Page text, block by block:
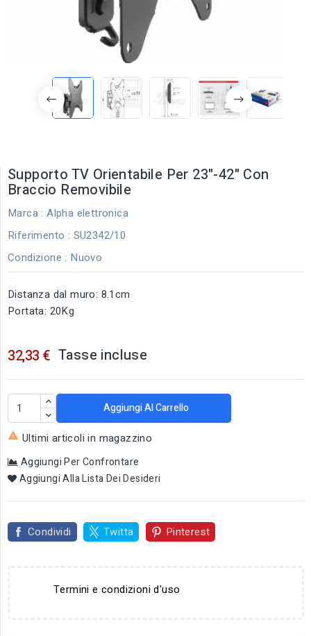
Supporto TV Orientabile Per 23"-42" Con
Braccio Removibile
Marca : Alpha elettronica
Riferimento : SU2342/10
Condizione : Nuovo
Distanza dal muro: 8.1cm
Portata: 20Kg
32,33 € Tasse incluse
Aggiungi Al Carrello
 Ultimi articoli in magazzino
Aggiungi Per Confrontare
Aggiungi Alla Lista Dei Desideri
Condividi Twitta Pinterest
Termini e condizioni d'uso